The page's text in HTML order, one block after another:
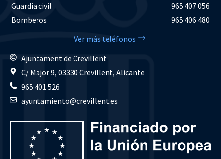
Guardia civil
965 407 056
Bomberos
965 406 480
Ver más teléfonos
Ajuntament de Crevillent
C/ Major 9, 03330 Crevillent, Alicante
965 401 526
ayuntamiento@crevillent.es